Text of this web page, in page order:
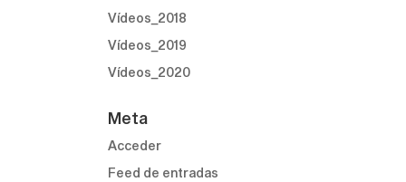
Vídeos_2018
Vídeos_2019
Vídeos_2020
Meta
Acceder
Feed de entradas